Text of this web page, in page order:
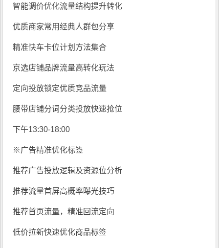
智能调价优化流量结构提升转化
优质商家常用经典人群包分享
精准快车卡位计划方法集合
京选店铺品牌流量高转化玩法
定向投放锁定优质竞品流量
腰带店铺分词分类投放快速抢位
下午13:30-18:00
※广告精准优化标签
推荐广告投放逻辑及资源位分析
推荐流量首屏高概率曝光技巧
推荐首页流量，精准回流定向
低价拉新快速优化商品标签